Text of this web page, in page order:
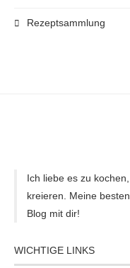
Rezeptsammlung
Ich liebe es zu
kreieren. Meine
Blog mit dir!
WICHTIGE LINKS